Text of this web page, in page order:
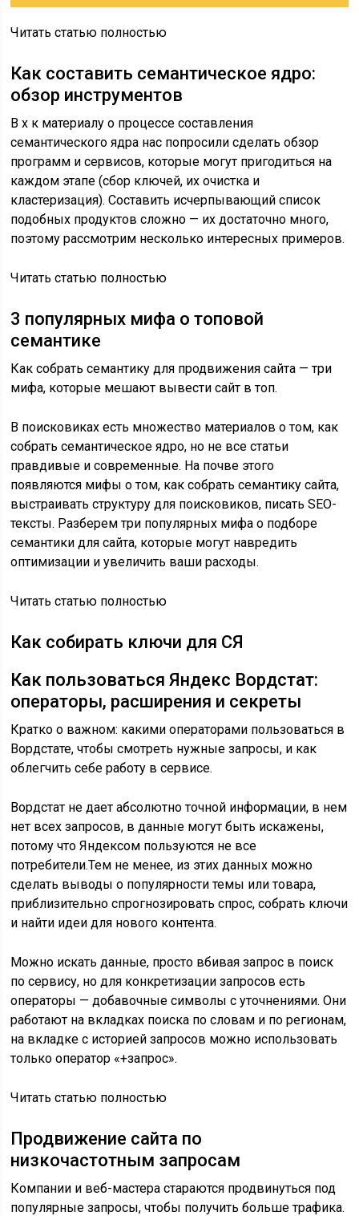
Читать статью полностью
Как составить семантическое ядро:
обзор инструментов
В х к материалу о процессе составления
семантического ядра нас попросили сделать обзор
программ и сервисов, которые могут пригодиться на
каждом этапе (сбор ключей, их очистка и
кластеризация). Составить исчерпывающий список
подобных продуктов сложно — их достаточно много,
поэтому рассмотрим несколько интересных примеров.
Читать статью полностью
3 популярных мифа о топовой
семантике
Как собрать семантику для продвижения сайта — три
мифа, которые мешают вывести сайт в топ.
В поисковиках есть множество материалов о том, как
собрать семантическое ядро, но не все статьи
правдивые и современные. На почве этого
появляются мифы о том, как собрать семантику сайта,
выстраивать структуру для поисковиков, писать SEO-
тексты. Разберем три популярных мифа о подборе
семантики для сайта, которые могут навредить
оптимизации и увеличить ваши расходы.
Читать статью полностью
Как собирать ключи для СЯ
Как пользоваться Яндекс Вордстат:
операторы, расширения и секреты
Кратко о важном: какими операторами пользоваться в
Вордстате, чтобы смотреть нужные запросы, и как
облегчить себе работу в сервисе.
Вордстат не дает абсолютно точной информации, в нем
нет всех запросов, в данные могут быть искажены,
потому что Яндексом пользуются не все
потребители.Тем не менее, из этих данных можно
сделать выводы о популярности темы или товара,
приблизительно спрогнозировать спрос, собрать ключи
и найти идеи для нового контента.
Можно искать данные, просто вбивая запрос в поиск
по сервису, но для конкретизации запросов есть
операторы — добавочные символы с уточнениями. Они
работают на вкладках поиска по словам и по регионам,
на вкладке с историей запросов можно использовать
только оператор «+запрос».
Читать статью полностью
Продвижение сайта по
низкочастотным запросам
Компании и веб-мастера стараются продвинуться под
популярные запросы, чтобы получить больше трафика.